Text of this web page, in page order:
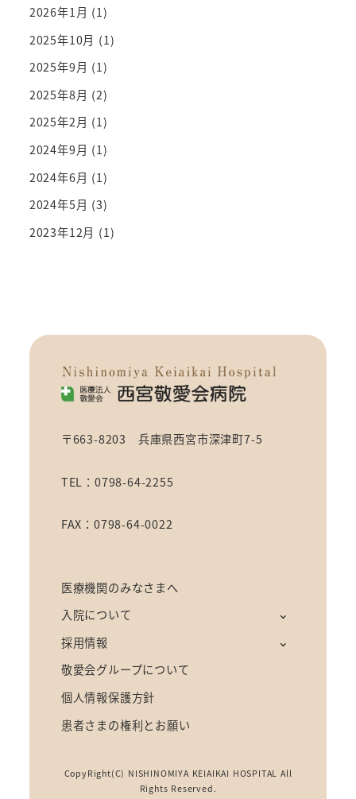
2026年1月 (1)
2025年10月 (1)
2025年9月 (1)
2025年8月 (2)
2025年2月 (1)
2024年9月 (1)
2024年6月 (1)
2024年5月 (3)
2023年12月 (1)
〒663-8203 兵庫県西宮市深津町7-5
TEL：0798-64-2255
FAX：0798-64-0022
医療機関のみなさまへ
入院について
採用情報
敬愛会グループについて
個人情報保護方針
患者さまの権利とお願い
CopyRight(C) NISHINOMIYA KEIAIKAI HOSPITAL All
Rights Reserved.